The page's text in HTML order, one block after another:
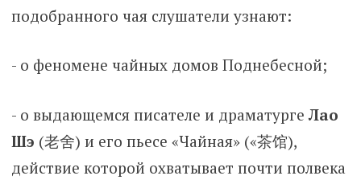
подобранного чая слушатели узнают:
- о феномене чайных домов Поднебесной;
- о выдающемся писателе и драматургеЛао
Шэ (老舍) и его пьесе «Чайная» («茶馆),
действие которой охватывает почти полвека